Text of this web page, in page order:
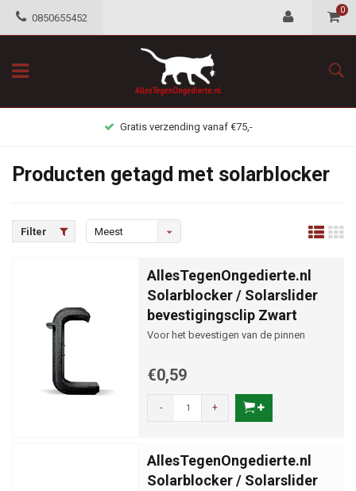
0850655452
0
Gratis verzending vanaf €75,-
Producten getagd met solarblocker
Filter
Meest
AllesTegenOngedierte.nl
Solarblocker / Solarslider
bevestigingsclip Zwart
Voor het bevestigen van de pinnen
€0,59
- +
AllesTegenOngedierte.nl
Solarblocker / Solarslider